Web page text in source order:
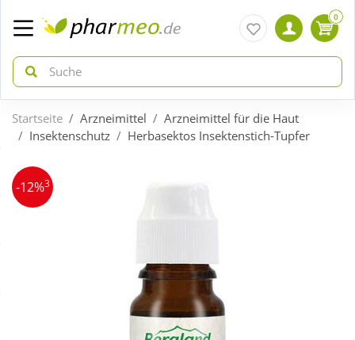
zurück
ÜBERSICHT AKTIONEN
zurück
ÜBERSICHT KATEGORIEN
0
Startseite Arzneimittel
Arzneimittel für die Haut
Insektenschutz
Herbasektos Insektenstich-Tupfer
-12%3